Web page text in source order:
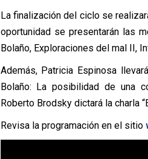
La finalización del ciclo se
oportunidad se presentarán las
Bolaño, Exploraciones del mal II,
Además, Patricia Espinosa
Bolaño: La posibilidad de una
Roberto Brodsky dictará la charla
Revisa la programación en el sitio